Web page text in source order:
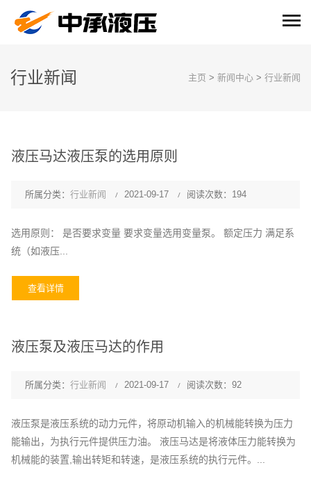
行业新闻 主页 > 新闻中心 > 行业新闻
液压马达液压泵的选用原则
所属分类： 行业新闻 2021-09-17 阅读次数：194
选用原则： 是否要求变量 要求变量选用变量泵。 额定压力 满足系
统（如液压...
查看详情
液压泵及液压马达的作用
所属分类： 行业新闻 2021-09-17 阅读次数：92
液压泵是液压系统的动力元件，将原动机输入的机械能转换为压力
能输出，为执行元件提供压力油。 液压马达是将液体压力能转换为
机械能的装置,输出转矩和转速，是液压系统的执行元件。...